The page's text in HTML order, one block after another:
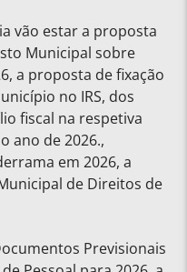
vão estar a proposta
Municipal sobre
a proposta de fixação
no IRS, dos
fiscal na respetiva
ano de 2026.,
em 2026, a
de Direitos de
Previsionais